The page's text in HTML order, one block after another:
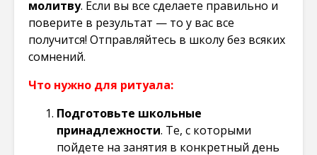
молитву. Если вы все сделаете правильно и
поверите в результат — то у вас все
получится! Отправляйтесь в школу без всяких
сомнений.
Что нужно для ритуала:
Подготовьте школьные
принадлежности. Те, с которыми
пойдете на занятия в конкретный день